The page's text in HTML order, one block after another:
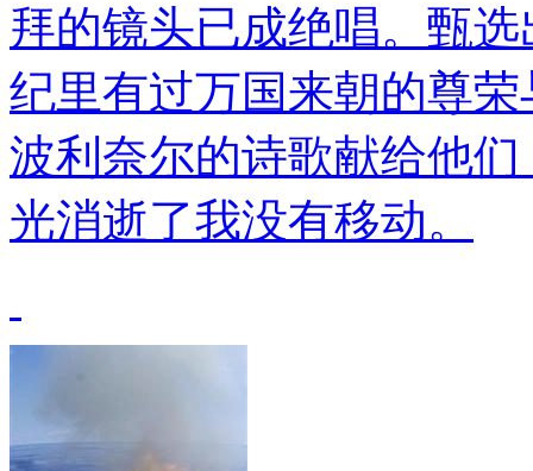
拜的镜头已成绝唱。甄
纪里有过万国来朝的尊
波利奈尔的诗歌献给他
光消逝了我没有移动。